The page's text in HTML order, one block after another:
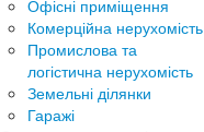
Офісні приміщення
Комерційна нерухомість
Промислова та
логістична нерухомість
Земельні ділянки
Гаражі